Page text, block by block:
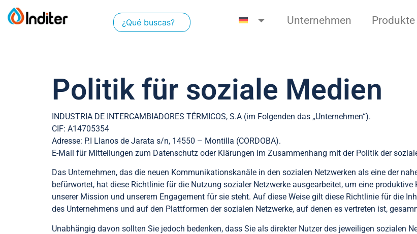
Unternehmen Produkte
Politik für soziale Medien
INDUSTRIA DE INTERCAMBIADORES TÉRMICOS, S.A (im Folgenden das „Unternehmen“).
CIF: A14705354
Adresse: P.I Llanos de Jarata s/n, 14550 – Montilla (CORDOBA).
E-Mail für Mitteilungen zum Datenschutz oder Klärungen im Zusammenhang mit der Politik der
Das Unternehmen, das die neuen Kommunikationskanäle in den sozialen Netzwerken als eine der
befürwortet, hat diese Richtlinie für die Nutzung sozialer Netzwerke ausgearbeitet, um eine
unserer Mission und unserem Engagement für sie steht. Auf diese Weise gilt diese Richtlinie für die
des Unternehmens und auf den Plattformen der sozialen Netzwerke, auf denen es vertreten ist,
Unabhängig davon sollten Sie jedoch bedenken, dass Sie als direkter Nutzer des jeweiligen sozialen